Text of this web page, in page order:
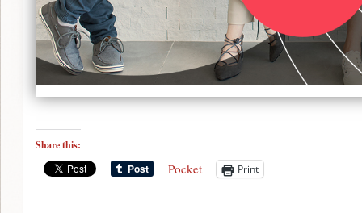
Share this:
Pocket Print